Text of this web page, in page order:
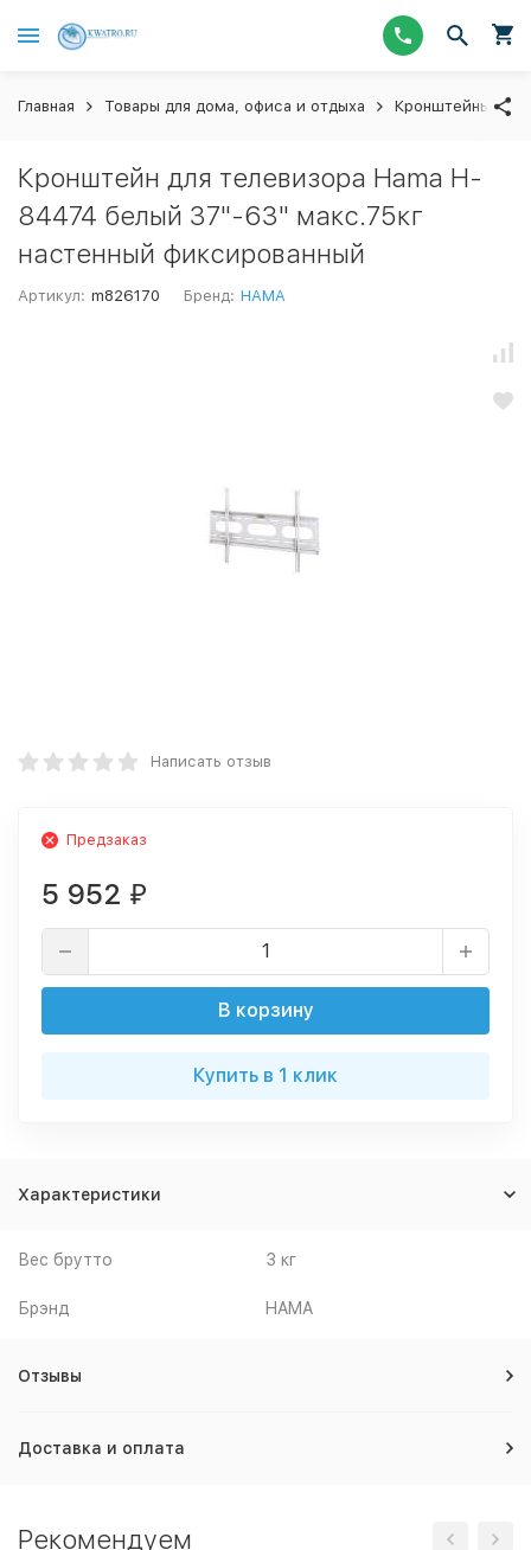
Главная Товары для дома, офиса и отдыха Кронштейны для
Кронштейн для телевизора Hama H-
84474 белый 37"-63" макс.75кг
настенный фиксированный
Артикул: m826170 Бренд: HAMA
Написать отзыв
Предзаказ
5 952 ₽
В корзину
Купить в 1 клик
Характеристики
Вес брутто 3 кг
Брэнд HAMA
Отзывы
Доставка и оплата
Рекомендуем